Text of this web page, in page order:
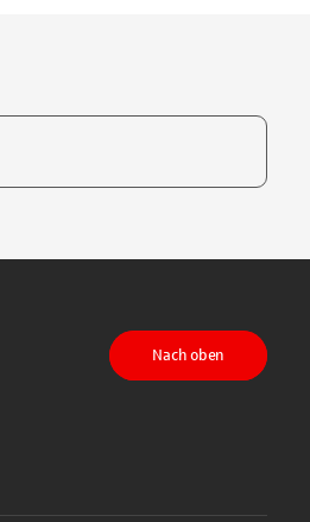
Nach oben